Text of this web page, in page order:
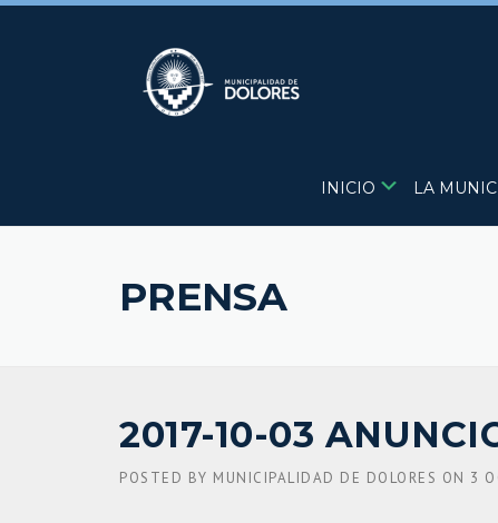
Skip
INICIO LA
PRENSA
2017-10-03
POSTED BY MUNICIPALIDAD DE DOLORES ON 3